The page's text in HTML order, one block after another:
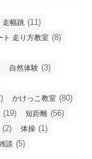
走幅跳 (11)
ト 走り方教室 (8)
自然体験 (3)
かけっこ教室 (80)
(19) 短距離 (56)
(2) 体操 (1)
談 (5)